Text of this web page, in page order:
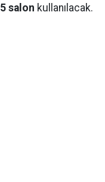
salon kullanılacak.